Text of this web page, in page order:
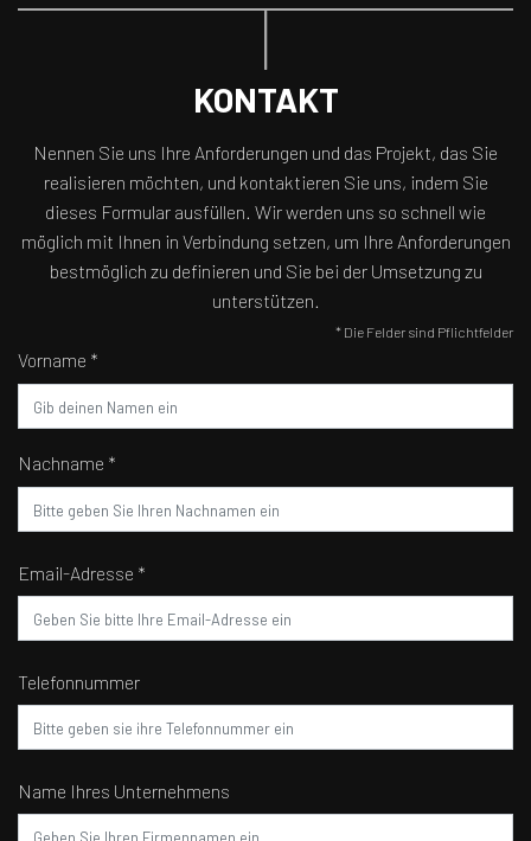
KONTAKT
Nennen Sie uns Ihre Anforderungen und das Projekt, das Sie
realisieren möchten, und kontaktieren Sie uns, indem Sie
dieses Formular ausfüllen. Wir werden uns so schnell wie
möglich mit Ihnen in Verbindung setzen, um Ihre Anforderungen
bestmöglich zu definieren und Sie bei der Umsetzung zu
unterstützen.
* Die Felder sind Pflichtfelder
Vorname *
Nachname *
Email-Adresse *
Telefonnummer
Name Ihres Unternehmens